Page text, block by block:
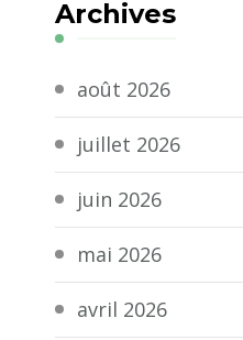
Archives
août 2026
juillet 2026
juin 2026
mai 2026
avril 2026